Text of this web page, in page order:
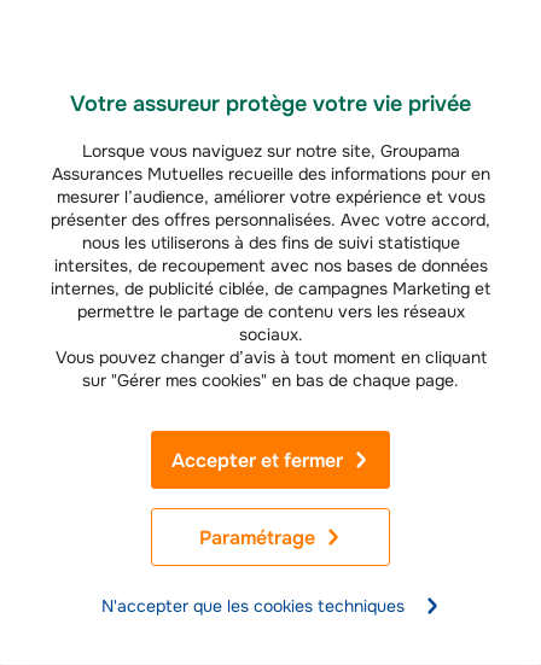
Votre assureur protège votre vie privée
Lorsque vous naviguez sur notre site, Groupama
Assurances Mutuelles recueille des informations pour en
mesurer l’audience, améliorer votre expérience et vous
présenter des offres personnalisées. Avec votre accord,
nous les utiliserons à des fins de suivi statistique
intersites, de recoupement avec nos bases de données
internes, de publicité ciblée, de campagnes Marketing et
permettre le partage de contenu vers les réseaux
sociaux.
Vous pouvez changer d’avis à tout moment en cliquant
sur "Gérer mes cookies" en bas de chaque page.
Paramétrage
Accepter et fermer
N'accepter que les cookies techniques
Votre liste vacances
pour un départ serein
Télécharger